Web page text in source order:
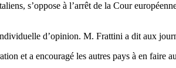
s’oppose à l’arrêt de la Cour
d’opinion. M. Frattini a dit aux
et a encouragé les autres pays à en faire